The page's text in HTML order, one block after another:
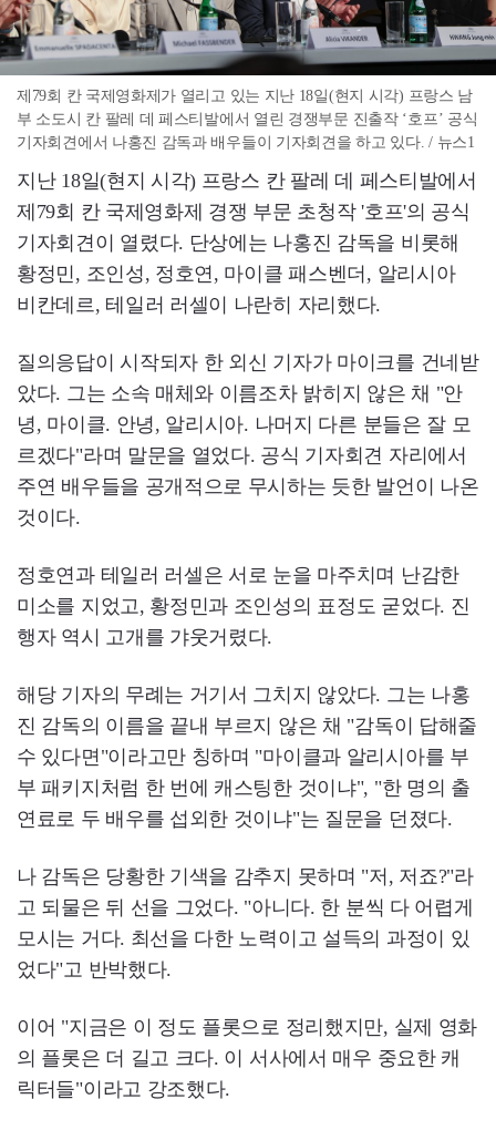
제79회 칸 국제영화제가 열리고 있는 지난 18일(현지 시각) 프랑스 남
부 소도시 칸 팔레 데 페스티발에서 열린 경쟁부문 진출작 ‘호프’ 공식
기자회견에서 나홍진 감독과 배우들이 기자회견을 하고 있다. / 뉴스1
지난 18일(현지 시각) 프랑스 칸 팔레 데 페스티발에서
제79회 칸 국제영화제 경쟁 부문 초청작 '호프'의 공식
기자회견이 열렸다. 단상에는 나홍진 감독을 비롯해
황정민, 조인성, 정호연, 마이클 패스벤더, 알리시아
비칸데르, 테일러 러셀이 나란히 자리했다.
질의응답이 시작되자 한 외신 기자가 마이크를 건네받
았다. 그는 소속 매체와 이름조차 밝히지 않은 채 "안
녕, 마이클. 안녕, 알리시아. 나머지 다른 분들은 잘 모
르겠다"라며 말문을 열었다. 공식 기자회견 자리에서
주연 배우들을 공개적으로 무시하는 듯한 발언이 나온
것이다.
정호연과 테일러 러셀은 서로 눈을 마주치며 난감한
미소를 지었고, 황정민과 조인성의 표정도 굳었다. 진
행자 역시 고개를 갸웃거렸다.
해당 기자의 무례는 거기서 그치지 않았다. 그는 나홍
진 감독의 이름을 끝내 부르지 않은 채 "감독이 답해줄
수 있다면"이라고만 칭하며 "마이클과 알리시아를 부
부 패키지처럼 한 번에 캐스팅한 것이냐", "한 명의 출
연료로 두 배우를 섭외한 것이냐"는 질문을 던졌다.
나 감독은 당황한 기색을 감추지 못하며 "저, 저죠?"라
고 되물은 뒤 선을 그었다. "아니다. 한 분씩 다 어렵게
모시는 거다. 최선을 다한 노력이고 설득의 과정이 있
었다"고 반박했다.
이어 "지금은 이 정도 플롯으로 정리했지만, 실제 영화
의 플롯은 더 길고 크다. 이 서사에서 매우 중요한 캐
릭터들"이라고 강조했다.